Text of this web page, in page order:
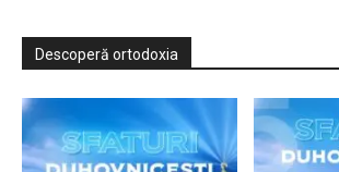
Descoperă ortodoxia